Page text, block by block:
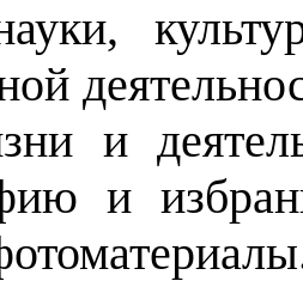
и
и